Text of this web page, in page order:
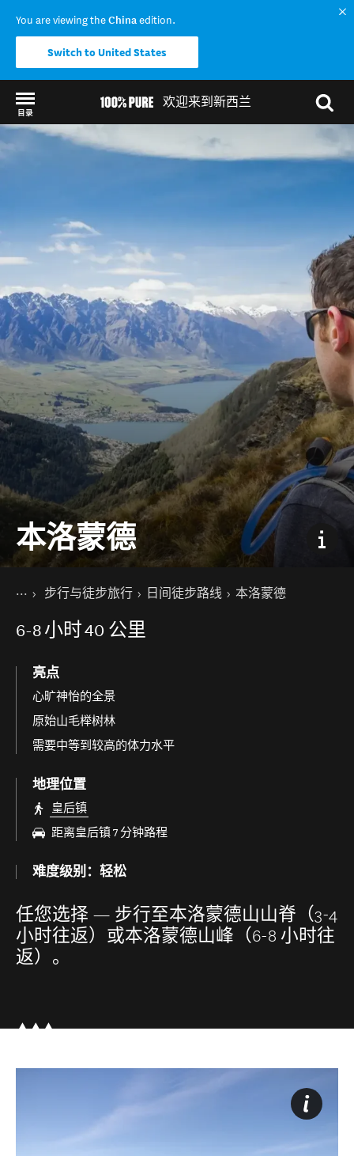
You are viewing theChinaedition.
Switch to United States
欢迎来到新西兰
目录
Back to my results
本洛蒙德
你的位置
主页步行与徒步旅行 日间徒步路线 本洛蒙德
6-8小时40 公里
亮点
心旷神怡的全景
原始山毛榉树林
需要中等到较高的体力水平
地理位置
皇后镇
距离皇后镇 7 分钟路程
难度级别：轻松
任您选择 — 步行至本洛蒙德山山脊（3-4
小时往返）或本洛蒙德山峰（6-8 小时往
返）。